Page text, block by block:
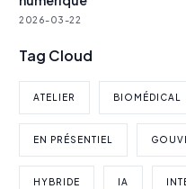
2026-03-22
Tag Cloud
ATELIER BIOMÉDICAL
EN PRÉSENTIEL
HYBRIDE IA